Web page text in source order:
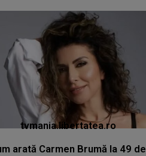
tvmania.libertatea.ro
arată Carmen Brumă la 49 de